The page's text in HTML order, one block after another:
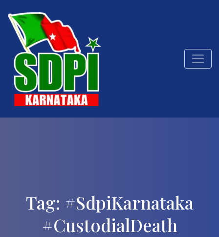
Tag: #SdpiKarnataka
#CustodialDeath